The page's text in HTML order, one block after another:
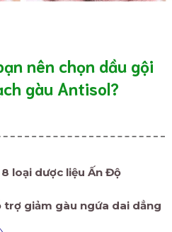
nên chọn dầu gội
gàu Antisol?
trợ giảm gàu ngứa dai dẳng
loại dược liệu Ấn Độ